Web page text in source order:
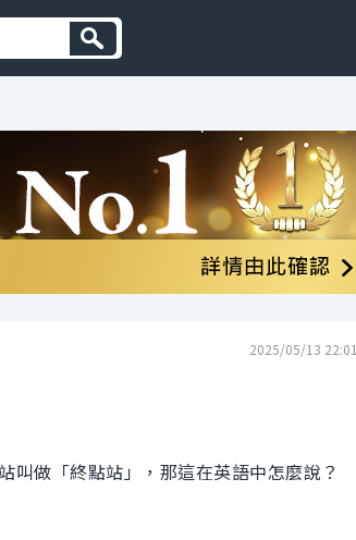
2025/05/13 22:01
叫做「終點站」，那這在英語中怎麼說？